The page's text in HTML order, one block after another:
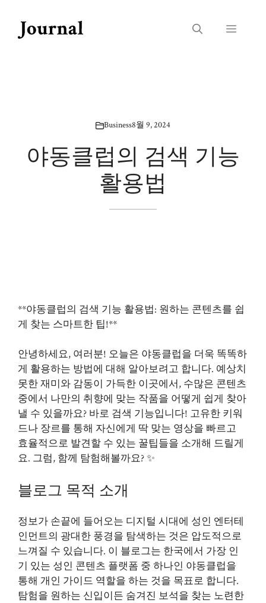
content
Menu
Business8월 9, 2024
야동클럽의 검색 기능
활용법
**야동클럽의 검색 기능 활용법: 원하는 콘텐츠를 쉽
게 찾는 스마트한 팁!**
안녕하세요, 여러분! 오늘은 야동클럽을 더욱 똑똑하
게 활용하는 방법에 대해 알아보려고 합니다. 예상치
못한 재미와 감동이 가득한 이곳에서, 수많은 콘텐츠
중에서 나만의 취향에 맞는 작품을 어떻게 쉽게 찾아
낼 수 있을까요? 바로 검색 기능입니다! 고유한 키워
드나 장르를 통해 자신에게 딱 맞는 영상을 빠르고
효율적으로 발견할 수 있는 꿀팁들을 소개해 드릴게
요. 그럼, 함께 탐험해볼까요? ✨
블로그 목적 소개
정보가 손끝에 들어오는 디지털 시대에 성인 엔터테
인먼트의 광대한 풍경을 탐색하는 것은 압도적으로
느껴질 수 있습니다. 이 블로그는 한국에서 가장 인
기 있는 성인 콘텐츠 플랫폼 중 하나인 야동클럽을
통해 개인 가이드 역할을 하는 것을 목표로 합니다.
탐험을 원하는 신입이든 숨겨진 보석을 찾는 노련한